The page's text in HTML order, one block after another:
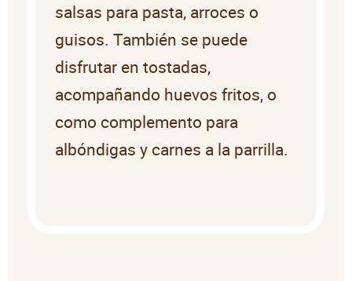
salsas para pasta, arroces o
guisos. También se puede
disfrutar en tostadas,
acompañando huevos fritos, o
como complemento para
albóndigas y carnes a la parrilla.